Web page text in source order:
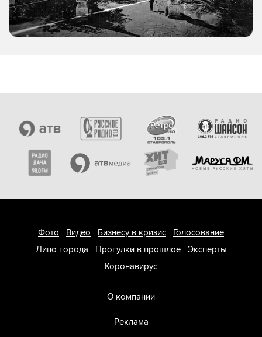
Фото Видео Бизнесу в кризис
Голосование
Лицо города
Прогулки в прошлое
Эксперты
Коронавирус
О компании
Реклама